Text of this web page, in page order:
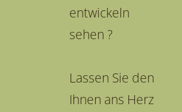
entwickeln
sehen ?
Lassen Sie den
Ihnen ans Herz